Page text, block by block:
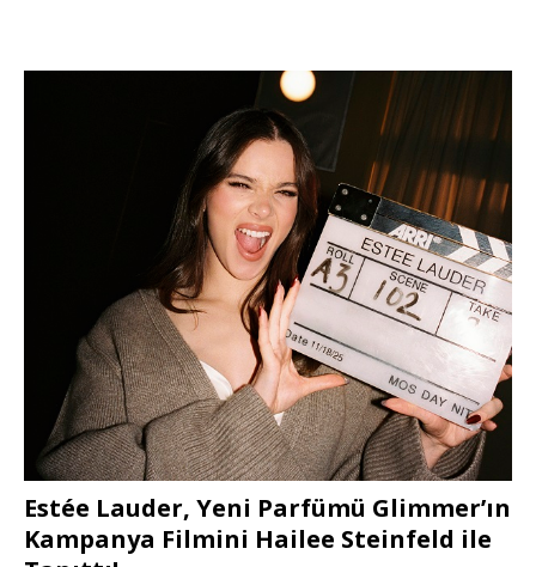
Estée Lauder, Yeni Parfümü Glimmer’ın
Kampanya Filmini Hailee Steinfeld ile